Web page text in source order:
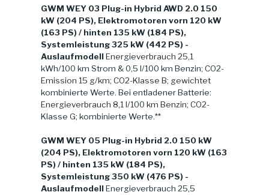
GWM WEY 03 Plug-in Hybrid AWD 2.0 150
kW (204 PS), Elektromotoren vorn 120 kW
(163 PS) / hinten 135 kW (184 PS),
Systemleistung 325 kW (442 PS) -
AuslaufmodellEnergieverbrauch 25,1
kWh/100 km Strom & 0,5 l/100 km Benzin; CO2-
Emission 15 g/km; CO2-Klasse B; gewichtet
kombinierte Werte. Bei entladener Batterie:
Energieverbrauch 8,1 l/100 km Benzin; CO2-
Klasse G; kombinierte Werte.**
GWM WEY 05 Plug-in Hybrid 2.0 150 kW
(204 PS), Elektromotoren vorn 120 kW (163
PS) / hinten 135 kW (184 PS),
Systemleistung 350 kW (476 PS) -
AuslaufmodellEnergieverbrauch 25,5